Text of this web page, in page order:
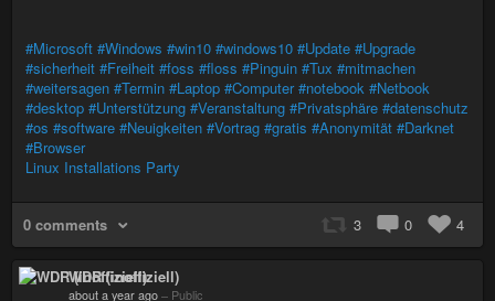
#Microsoft #Windows #win10 #windows10 #Update #Upgrade
#sicherheit #Freiheit #foss #floss #Pinguin #Tux #mitmachen
#weitersagen #Termin #Laptop #Computer #notebook #Netbook
#desktop #Unterstützung #Veranstaltung #Privatsphäre #datenschutz
#os #software #Neuigkeiten #Vortrag #gratis #Anonymität #Darknet
#Browser
Linux Installations Party
0 comments 3 0 4
WDR (inoffiziell)
about a year ago – Public